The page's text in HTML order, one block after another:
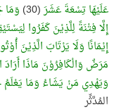
عَلَيْهَا تِسْعَةَ عَشَرَ(30)
وَمَا
إِلَّا فِتْنَةً لِلَّذِيْنَ كَفَرُوا
إِيْمَانًا وَلَا يَرْتَابَ الَّذِيْنَ
مَرَضٌ وَالْكَافِرُوْنَ مَاذَا
وَيَهْدِي مَنْ يَشَاءُ وَمَا يَعْلَمُ
المُدَّثِّر